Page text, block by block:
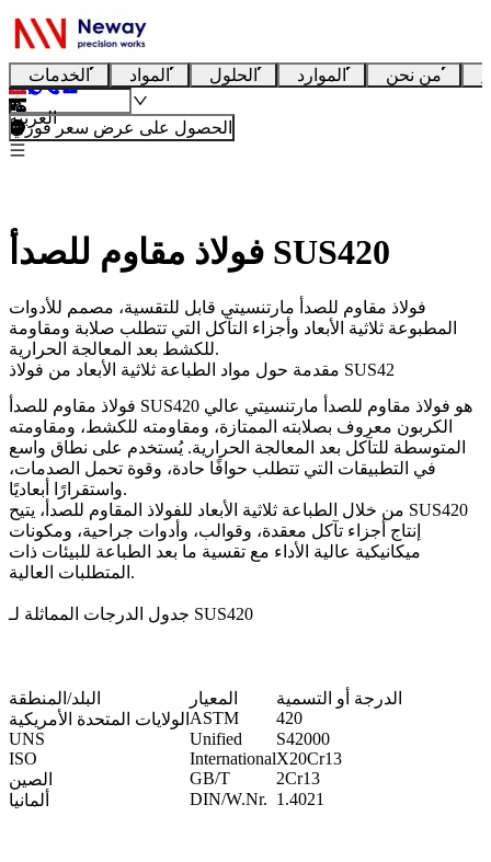
الخدمات المواد الحلول الموارد من نحن
العربية
الحصول على عرض سعر فوري
فولاذ مقاوم للصدأ SUS420
فولاذ مقاوم للصدأ مارتنسيتي قابل للتقسية، مصمم للأدوات
المطبوعة ثلاثية الأبعاد وأجزاء التآكل التي تتطلب صلابة ومقاومة
للكشط بعد المعالجة الحرارية.
مقدمة حول مواد الطباعة ثلاثية الأبعاد من فولاذ SUS42
فولاذ مقاوم للصدأ SUS420
الكربون معروف بصلابته الممتازة، ومقاومته للكشط، ومقاومته
المتوسطة للتآكل بعد المعالجة الحرارية. يُستخدم على نطاق واسع
في التطبيقات التي تتطلب حوافًا حادة، وقوة تحمل الصدمات،
واستقرارًا أبعاديًا.
من خلال الطباعة ثلاثية الأبعاد للفولاذ المقاوم للصدأ ، يتيح SUS420
إنتاج أجزاء تآكل معقدة، وقوالب، وأدوات جراحية، ومكونات
ميكانيكية عالية الأداء مع تقسية ما بعد الطباعة للبيئات ذات
المتطلبات العالية.
جدول الدرجات المماثلة لـ SUS420
البلد/المنطقة المعيار
الدرجة أو التسمية
الولايات المتحدة الأمريكية ASTM
420
UNS
Unified
S42000
ISO
InternationalX20Cr13
الصين
GB/T
2Cr13
ألمانيا
DIN/W.Nr. 1.4021